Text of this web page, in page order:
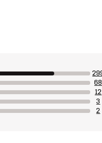
68
12
3
2